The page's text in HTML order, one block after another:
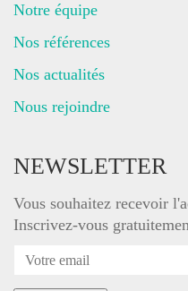
Notre équipe
Nos références
Nos actualités
Nous rejoindre
NEWSLETTER
Vous souhaitez recevoir
Inscrivez-vous